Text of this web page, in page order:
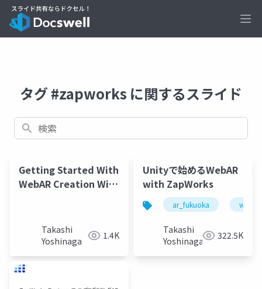
タグ #zapworks に関するスライド
検索
Getting Started With
WebAR Creation With
Takashi
Yoshinaga
1.4K
Unityで始めるWebAR
with ZapWorks
ar_fukuoka webar
Takashi
Yoshinaga
322.5K